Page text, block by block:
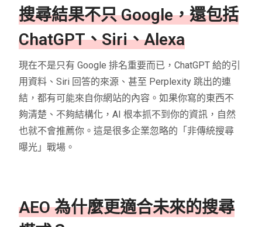
搜尋結果不只 Google，還包括
ChatGPT、Siri、Alexa
現在不是只有 Google 排名重要而已，ChatGPT 給的引
用資料、Siri 回答的來源、甚至 Perplexity 跳出的連
結，都有可能來自你網站的內容。如果你寫的東西不
夠清楚、不夠結構化，AI 根本抓不到你的資訊，自然
也就不會推薦你。這是很多企業忽略的「非傳統搜尋
曝光」戰場。
AEO 為什麼更適合未來的搜尋